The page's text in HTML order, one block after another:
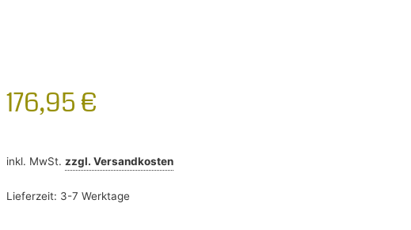
176,95 €
inkl. MwSt. zzgl. Versandkosten
Lieferzeit: 3-7 Werktage